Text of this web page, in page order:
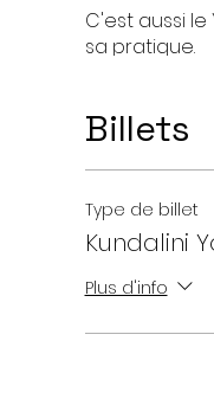
C'est aussi
sa pratique.
traversé les
Au plaisir de
Billets
Type de billet
Kundalini
Plus d'info